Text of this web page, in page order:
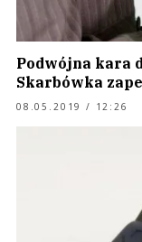
Podwójna kara
Skarbówka
08.05.2019 / 12:26